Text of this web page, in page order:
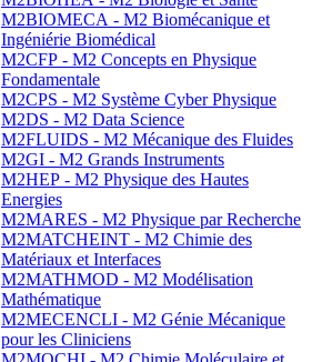
M2BIOMECA - M2 Biomécanique et
Ingéniérie Biomédical
M2CFP - M2 Concepts en Physique
Fondamentale
M2CPS - M2 Système Cyber Physique
M2DS - M2 Data Science
M2FLUIDS - M2 Mécanique des Fluides
M2GI - M2 Grands Instruments
M2HEP - M2 Physique des Hautes
Energies
M2MARES - M2 Physique par Recherche
M2MATCHEINT - M2 Chimie des
Matériaux et Interfaces
M2MATHMOD - M2 Modélisation
Mathématique
M2MECENCLI - M2 Génie Mécanique
pour les Cliniciens